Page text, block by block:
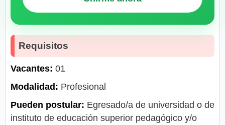
Requisitos
Vacantes: 01
Modalidad: Profesional
Pueden postular: Egresado/a de universidad o de
instituto de educación superior pedagógico y/o